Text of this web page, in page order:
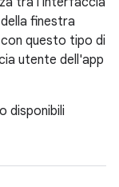
finestra
questo tipo di
utente dell'app
disponibili